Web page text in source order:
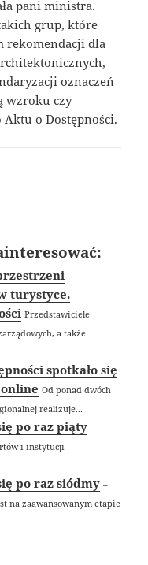
pani ministra.
grup, które
rekomendacji dla
oznaczeń
wzroku czy
o Dostępności.
turystyce.
Przedstawiciele
a także
spotkało się
Od ponad dwóch
realizuje...
po raz piąty
i instytucji
po raz siódmy –
na zaawansowanym etapie